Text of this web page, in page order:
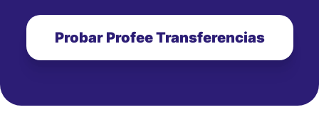
Probar Profee Transferencias